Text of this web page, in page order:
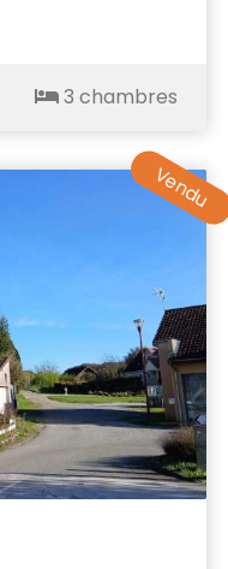
3 chambres
Vendu